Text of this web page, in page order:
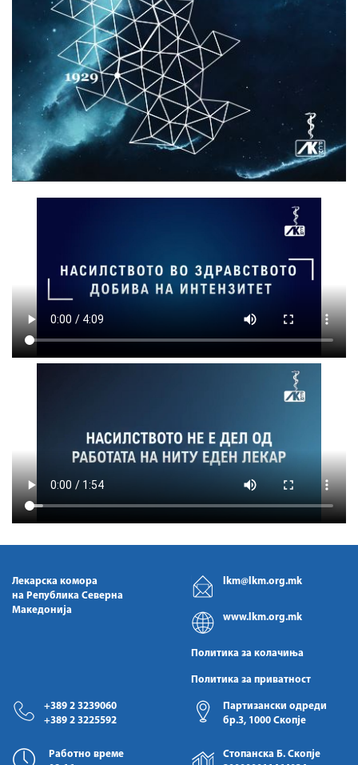
Лекарска комора
на Република Северна
Македонија
lkm@lkm.org.mk
www.lkm.org.mk
Политика за колачиња
Политика за приватност
+389 2 3239060
+389 2 3225592
Партизански одреди
бр.3, 1000 Скопје
Работно време
Стопанска Б. Скопје